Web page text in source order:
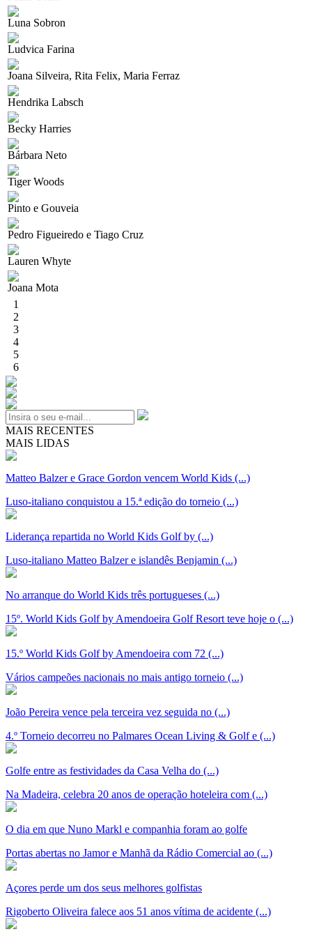
Luna Sobron
Ludvica Farina
Joana Silveira, Rita Felix, Maria Ferraz
Hendrika Labsch
Becky Harries
Bárbara Neto
Tiger Woods
Pinto e Gouveia
Pedro Figueiredo e Tiago Cruz
Lauren Whyte
Joana Mota
1
2
3
4
5
6
MAIS RECENTES
MAIS LIDAS
Matteo Balzer e Grace Gordon vencem World Kids (...)
Luso-italiano conquistou a 15.ª edição do torneio (...)
Liderança repartida no World Kids Golf by (...)
Luso-italiano Matteo Balzer e islandês Benjamin (...)
No arranque do World Kids três portugueses (...)
15º. World Kids Golf by Amendoeira Golf Resort teve hoje o (...)
15.º World Kids Golf by Amendoeira com 72 (...)
Vários campeões nacionais no mais antigo torneio (...)
João Pereira vence pela terceira vez seguida no (...)
4.º Torneio decorreu no Palmares Ocean Living & Golf e (...)
Golfe entre as festividades da Casa Velha do (...)
Na Madeira, celebra 20 anos de operação hoteleira com (...)
O dia em que Nuno Markl e companhia foram ao golfe
Portas abertas no Jamor e Manhã da Rádio Comercial ao (...)
Açores perde um dos seus melhores golfistas
Rigoberto Oliveira falece aos 51 anos vítima de acidente (...)